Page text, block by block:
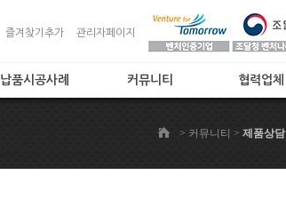
즐겨찾기추가 관리자페이지
납품시공사례 커뮤니티
자주하는 질문
협력업체
> 커뮤니티 > 제품상담